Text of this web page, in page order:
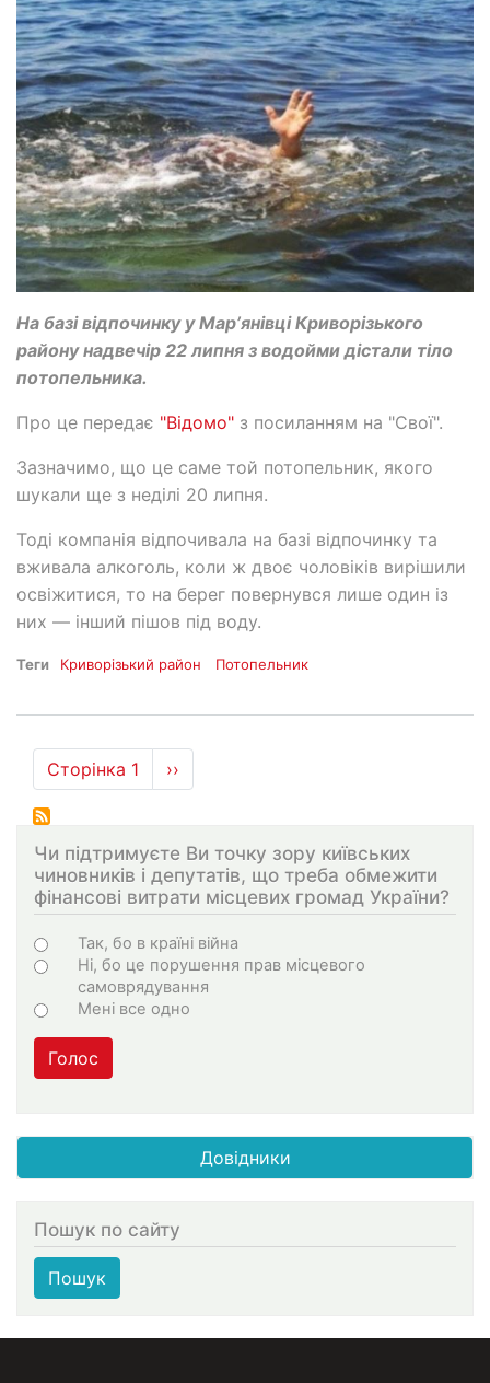
На базі відпочинку у Марʼянівці Криворізького
району надвечір 22 липня з водойми дістали тіло
потопельника.
Про це передає "Відомо" з посиланням на "Свої".
Зазначимо, що це саме той потопельник, якого
шукали ще з неділі 20 липня.
Тоді компанія відпочивала на базі відпочинку та
вживала алкоголь, коли ж двоє чоловіків вирішили
освіжитися, то на берег повернувся лише один із
них — інший пішов під воду.
Теги Криворізький район Потопельник
Розбивка
на
сторінки
Сторінка 1
Наступна
сторінка
››
Чи підтримуєте Ви точку зору київських
чиновників і депутатів, що треба обмежити
фінансові витрати місцевих громад України?
Варіанти
Так, бо в країні війна
Ні, бо це порушення прав місцевого
самоврядування
Мені все одно
Голос
Довідники
Пошук по сайту
Пошук